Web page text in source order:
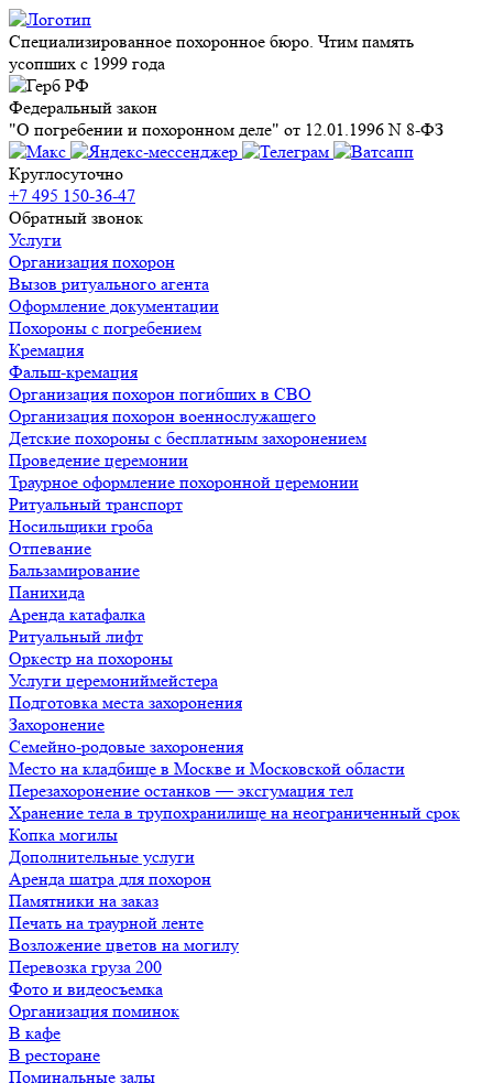
Специализированное похоронное бюро. Чтим память
усопших с 1999 года
Федеральный закон
"О погребении и похоронном деле" от 12.01.1996 N 8-ФЗ
Круглосуточно
+7 495 150-36-47
Обратный звонок
Услуги
Организация похорон
Вызов ритуального агента
Оформление документации
Похороны с погребением
Кремация
Фальш-кремация
Организация похорон погибших в СВО
Организация похорон военнослужащего
Детские похороны с бесплатным захоронением
Проведение церемонии
Траурное оформление похоронной церемонии
Ритуальный транспорт
Носильщики гроба
Отпевание
Бальзамирование
Панихида
Аренда катафалка
Ритуальный лифт
Оркестр на похороны
Услуги церемониймейстера
Подготовка места захоронения
Захоронение
Семейно-родовые захоронения
Место на кладбище в Москве и Московской области
Перезахоронение останков — эксгумация тел
Хранение тела в трупохранилище на неограниченный срок
Копка могилы
Дополнительные услуги
Аренда шатра для похорон
Памятники на заказ
Печать на траурной ленте
Возложение цветов на могилу
Перевозка груза 200
Фото и видеосъемка
Организация поминок
В кафе
В ресторане
Поминальные залы